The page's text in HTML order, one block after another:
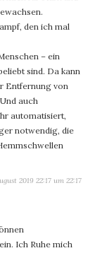
den ich mal
– ein
sind. Da kann
Entfernung von
auch
automatisiert,
notwendig, die
2019 22:17 um 22:17
Ich Ruhe mich